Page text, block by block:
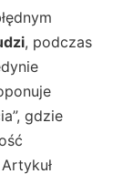
, podczas
gdzie